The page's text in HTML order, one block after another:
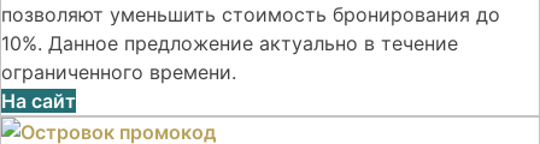
позволяют уменьшить стоимость бронирования до
10%. Данное предложение актуально в течение
ограниченного времени.
На сайт